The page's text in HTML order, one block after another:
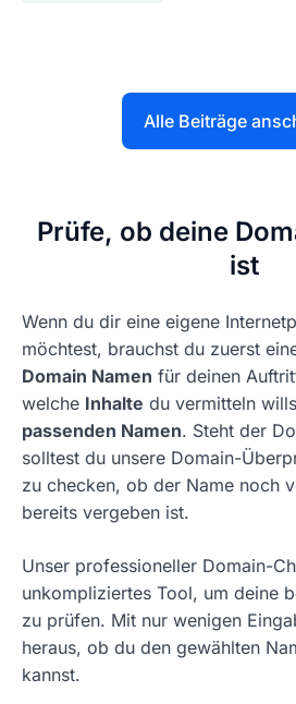
Alle Beiträge
Prüfe, ob deine
ist
Wenn du dir eine eigene
möchtest, brauchst du zuerst
Domain Namen für deinen
welche Inhalte du vermitteln
passenden Namen. Steht der
solltest du unsere Domain-
zu checken, ob der Name noch
bereits vergeben ist.
Unser professioneller Domain-
unkompliziertes Tool, um deine
zu prüfen. Mit nur wenigen
heraus, ob du den gewählten
kannst.